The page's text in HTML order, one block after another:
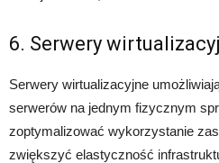
6. Serwery
Serwery wirtualizacyjne
serwerów na jednym fizycznym
zoptymalizować wykorzystanie
zwiększyć elastyczność